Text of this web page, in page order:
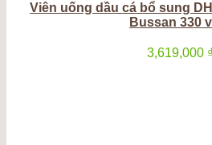
Viên uống dầu cá bổ sung
Bussan 330
3,619,000 ₫